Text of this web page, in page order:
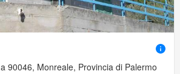
a 90046, Monreale, Provincia di Palermo